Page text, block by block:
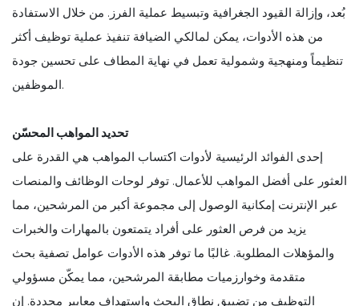
بُعد، وإزالة القيود الجغرافية وتبسيط عملية الفرز. من خلال الاستفادة
من هذه الأدوات، يمكن لمالكي الضيافة تنفيذ عملية توظيف أكثر
تنظيماً ومنهجية وشمولية تعمل في نهاية المطاف على تحسين جودة
الموظفين.
تحديد المواهب المحسّن
إحدى الفوائد الرئيسية لأدوات اكتساب المواهب هي القدرة على
العثور على أفضل المواهب للأعمال. توفر لوحات الوظائف والمنصات
عبر الإنترنت إمكانية الوصول إلى مجموعة أكبر من المرشحين، مما
يزيد من فرص العثور على أفراد يتمتعون بالمهارات والخبرات
والمؤهلات المطلوبة. غالبًا ما توفر هذه الأدوات عوامل تصفية بحث
متقدمة وخوارزميات مطابقة المرشحين، مما يمكّن مسؤولي
التوظيف من تضييق نطاق البحث واستهداف معايير محددة. إن